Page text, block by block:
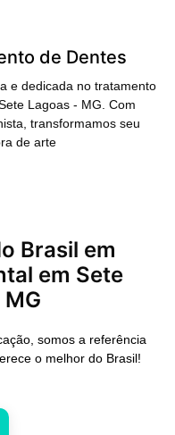
de Dentes
e dedicada no tratamento
Lagoas - MG. Com
transformamos seu
de arte
Brasil em
em Sete
somos a referência
o melhor do Brasil!